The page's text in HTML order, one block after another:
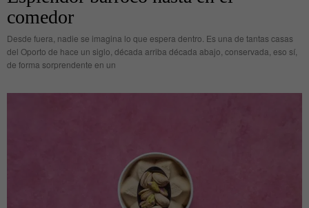
comedor
Desde fuera, nadie se imagina lo que espera dentro. Es una de tantas casas
del Oporto de hace un siglo, década arriba década abajo, conservada, eso sí,
de forma sorprendente en un